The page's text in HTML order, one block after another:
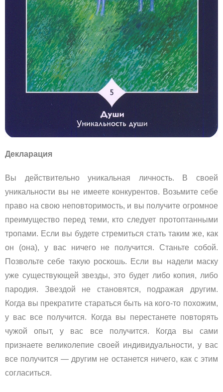
Декларация
Вы действительно уникальная личность. В своей
уникальности вы не имеете конкурентов. Возьмите себе
право на свою неповторимость, и вы получите огромное
преимущество перед теми, кто следует протоптанными
тропами. Если вы будете стремиться стать таким же, как
он (она), у вас ничего не получится. Станьте собой.
Позвольте себе такую роскошь. Если вы надели маску
уже существующей звезды, это будет либо копия, либо
пародия. Звездой не становятся, подражая другим.
Когда вы прекратите стараться быть на кого-то похожим,
у вас все получится. Когда вы перестанете повторять
чужой опыт, у вас все получится. Когда вы сами
признаете великолепие своей индивидуальности, у вас
все получится — другим не останется ничего, как с этим
согласиться.